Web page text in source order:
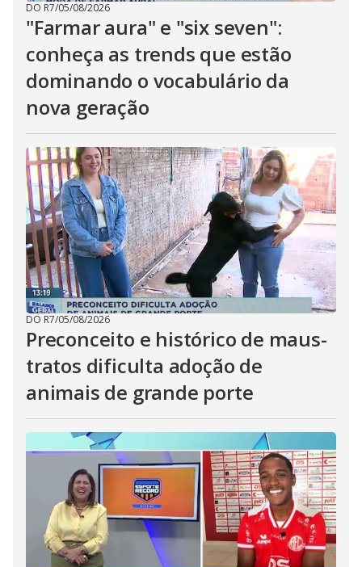
DO R7/05/08/2026
"Farmar aura" e "six seven":
conheça as trends que estão
dominando o vocabulário da
nova geração
DO R7/05/08/2026
Preconceito e histórico de maus-
tratos dificulta adoção de
animais de grande porte